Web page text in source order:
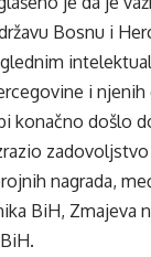
Bosnu i
i njenih
konačno došlo
nagrada,
BiH, Zmajeva